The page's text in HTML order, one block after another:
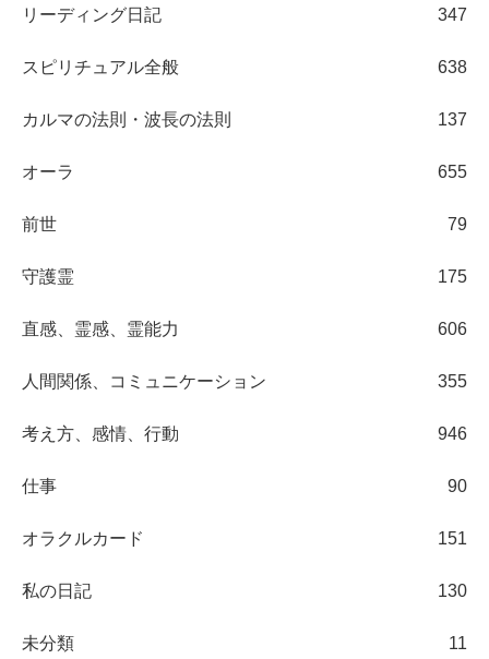
リーディング日記 347
スピリチュアル全般 638
カルマの法則・波長の法則 137
オーラ 655
前世 79
守護霊 175
直感、霊感、霊能力 606
人間関係、コミュニケーション 355
考え方、感情、行動 946
仕事 90
オラクルカード 151
私の日記 130
未分類 11